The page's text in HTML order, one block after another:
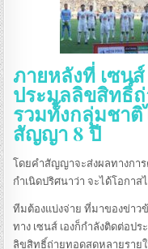
ภายหลังที่ เซนส์
ประมูลลิขสิทธิ์
รวมทั้งกลุ่มชาติ
สัญญา 8 ปี
โดยคำสัญญาจะส่งผลทางกา
กำเนิดปริศนาว่า จะได้โอกา
ทีมต้องแบ่งจ่าย ที่มาของข่าว
ทาง เซนส์ เองก็กำลังติดต่อป
ลิขสิทธิ์ถ่ายทอดสดหลายราย